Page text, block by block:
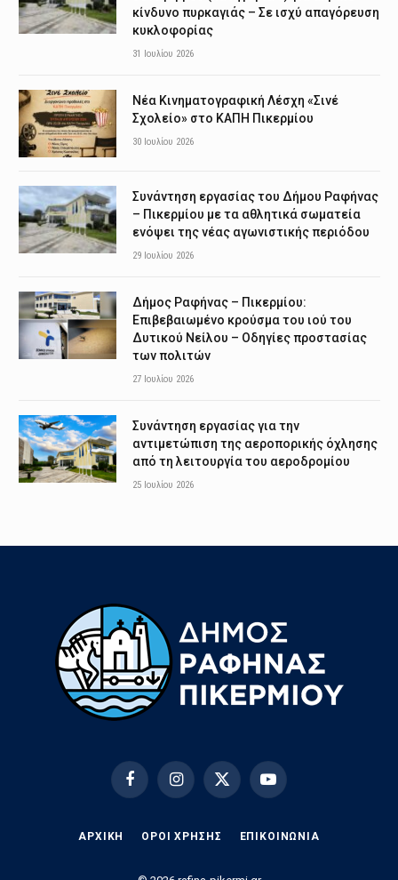
κίνδυνο πυρκαγιάς – Σε ισχύ απαγόρευση
κυκλοφορίας
31 Ιουλίου 2026
Νέα Κινηματογραφική Λέσχη «Σινέ
Σχολείο» στο ΚΑΠΗ Πικερμίου
30 Ιουλίου 2026
Συνάντηση εργασίας του Δήμου Ραφήνας
– Πικερμίου με τα αθλητικά σωματεία
ενόψει της νέας αγωνιστικής περιόδου
29 Ιουλίου 2026
Δήμος Ραφήνας – Πικερμίου:
Επιβεβαιωμένο κρούσμα του ιού του
Δυτικού Νείλου – Οδηγίες προστασίας
των πολιτών
27 Ιουλίου 2026
Συνάντηση εργασίας για την
αντιμετώπιση της αεροπορικής όχλησης
από τη λειτουργία του αεροδρομίου
25 Ιουλίου 2026
FacebookInstagramX
YouTube
ΑΡΧΙΚΗ ΟΡΟΙ ΧΡΗΣΗΣ EΠΙΚΟΙΝΩΝΊΑ